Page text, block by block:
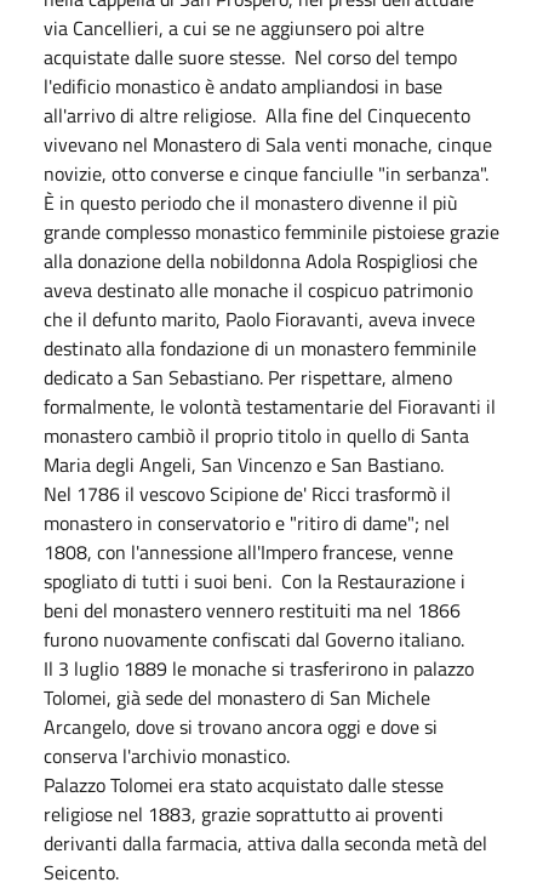
via Cancellieri, a cui se ne aggiunsero poi altre
acquistate dalle suore stesse. Nel corso del tempo
l'edificio monastico è andato ampliandosi in base
all'arrivo di altre religiose. Alla fine del Cinquecento
vivevano nel Monastero di Sala venti monache, cinque
novizie, otto converse e cinque fanciulle "in serbanza".
È in questo periodo che il monastero divenne il più
grande complesso monastico femminile pistoiese grazie
alla donazione della nobildonna Adola Rospigliosi che
aveva destinato alle monache il cospicuo patrimonio
che il defunto marito, Paolo Fioravanti, aveva invece
destinato alla fondazione di un monastero femminile
dedicato a San Sebastiano. Per rispettare, almeno
formalmente, le volontà testamentarie del Fioravanti il
monastero cambiò il proprio titolo in quello di Santa
Maria degli Angeli, San Vincenzo e San Bastiano.
Nel 1786 il vescovo Scipione de' Ricci trasformò il
monastero in conservatorio e "ritiro di dame"; nel
1808, con l'annessione all'Impero francese, venne
spogliato di tutti i suoi beni. Con la Restaurazione i
beni del monastero vennero restituiti ma nel 1866
furono nuovamente confiscati dal Governo italiano.
Il 3 luglio 1889 le monache si trasferirono in palazzo
Tolomei, già sede del monastero di San Michele
Arcangelo, dove si trovano ancora oggi e dove si
conserva l'archivio monastico.
Palazzo Tolomei era stato acquistato dalle stesse
religiose nel 1883, grazie soprattutto ai proventi
derivanti dalla farmacia, attiva dalla seconda metà del
Seicento.